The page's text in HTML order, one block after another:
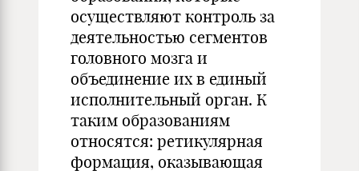
осуществляют контроль за
деятельностью сегментов
головного мозга и
объединение их в единый
исполнительный орган. К
таким образованиям
относятся: ретикулярная
формация, оказывающая